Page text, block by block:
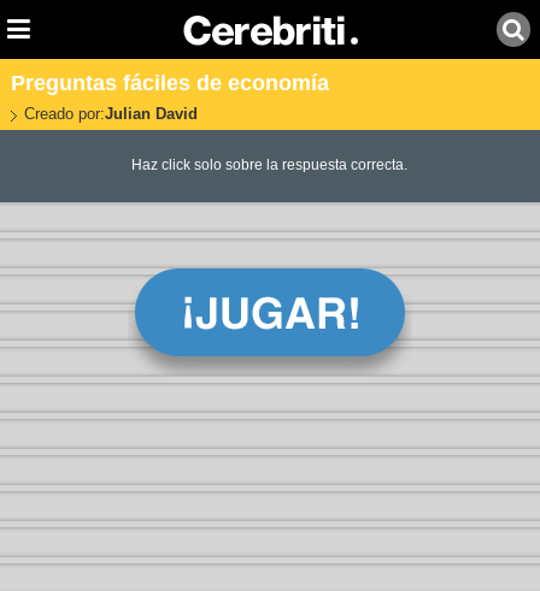
Preguntas fáciles de economía
Creado por:Julian David
Haz click solo sobre la respuesta correcta.